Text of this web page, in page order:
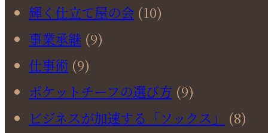
輝く仕立て屋の会 (10)
事業承継 (9)
仕事術 (9)
ポケットチーフの選び方 (9)
ビジネスが加速する「ソックス」
(8)